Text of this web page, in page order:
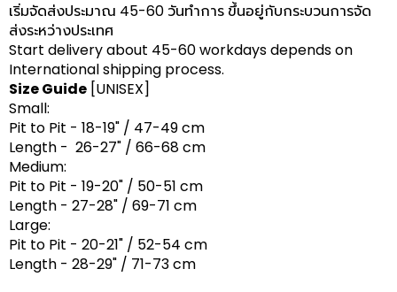
เริ่มจัดส่งประมาณ 45-60 วันทำการ ขึ้นอยู่กับกระบวนการจัด
ส่งระหว่างประเทศ
Start delivery about 45-60 workdays depends on
International shipping process.
Size Guide [UNISEX]
Small:
Pit to Pit - 18-19" / 47-49 cm
Length - 26-27" / 66-68 cm
Medium:
Pit to Pit - 19-20" / 50-51 cm
Length - 27-28" / 69-71 cm
Large:
Pit to Pit - 20-21" / 52-54 cm
Length - 28-29" / 71-73 cm